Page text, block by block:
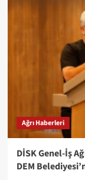
Ağrı Haberleri
DİSK Genel-İş
DEM